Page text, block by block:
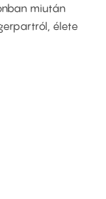
miután
élete